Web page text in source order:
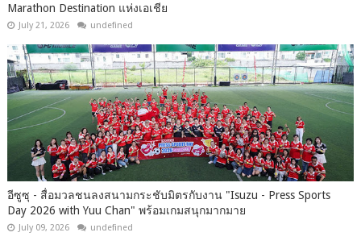
Marathon Destination แห่งเอเชีย
July 21, 2026 undefined
อีซูซุ - สื่อมวลชนลงสนามกระชับมิตรกับงาน "Isuzu - Press Sports
Day 2026 with Yuu Chan" พร้อมเกมสนุกมากมาย
July 09, 2026 undefined